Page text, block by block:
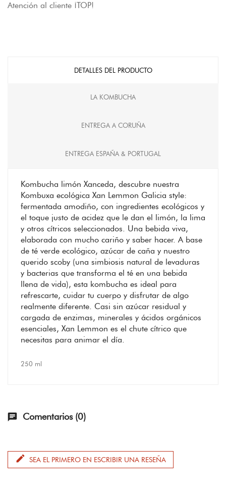
Atención al cliente ¡TOP!
DETALLES DEL PRODUCTO
LA KOMBUCHA
ENTREGA A CORUÑA
ENTREGA ESPAÑA & PORTUGAL
Kombucha limón Xanceda, descubre nuestra
Kombuxa ecológica Xan Lemmon Galicia style:
fermentada amodiño, con ingredientes ecológicos y
el toque justo de acidez que le dan el limón, la lima
y otros cítricos seleccionados. Una bebida viva,
elaborada con mucho cariño y saber hacer. A base
de té verde ecológico, azúcar de caña y nuestro
querido scoby (una simbiosis natural de levaduras
y bacterias que transforma el té en una bebida
llena de vida), esta kombucha es ideal para
refrescarte, cuidar tu cuerpo y disfrutar de algo
realmente diferente. Casi sin azúcar residual y
cargada de enzimas, minerales y ácidos orgánicos
esenciales, Xan Lemmon es el chute cítrico que
necesitas para animar el día.
250 ml
chat Comentarios (0)
edit SEA EL PRIMERO EN ESCRIBIR UNA RESEÑA